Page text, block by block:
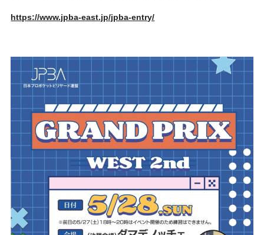
https://www.jpba-east.jp/jpba-entry/